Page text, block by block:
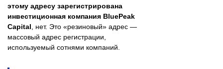
этому адресу зарегистрирована
инвестиционная компания BluePeak
Capital , нет. Это «резиновый» адрес —
массовый адрес регистрации,
используемый сотнями компаний.